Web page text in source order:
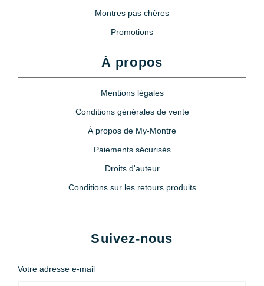
Montres pas chères
Promotions
À propos
Mentions légales
Conditions générales de vente
À propos de My-Montre
Paiements sécurisés
Droits d'auteur
Conditions sur les retours produits
Suivez-nous
Votre adresse e-mail